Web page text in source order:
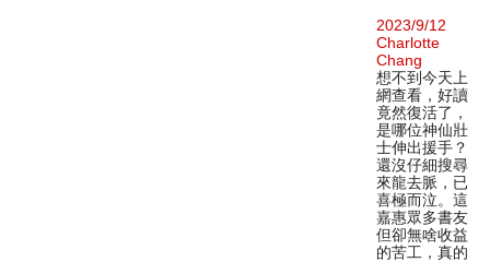
2023/9/12
Charlotte
Chang
想不到今天上
網查看，好讀
竟然復活了，
是哪位神仙壯
士伸出援手？
還沒仔細搜尋
來龍去脈，已
喜極而泣。這
嘉惠眾多書友
但卻無啥收益
的苦工，真的